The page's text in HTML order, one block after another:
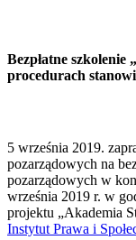
Bezpłatne
procedurach
5 września 2019.
pozarządowych na
pozarządowych w
września 2019 r. w
projektu „Akademia
Instytut Prawa i